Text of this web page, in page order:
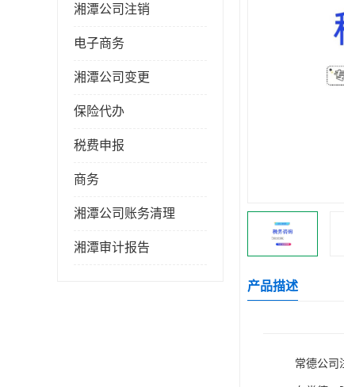
湘潭公司注销
电子商务
湘潭公司变更
保险代办
税费申报
商务
湘潭公司账务清理
湘潭审计报告
产品描述
常德公司